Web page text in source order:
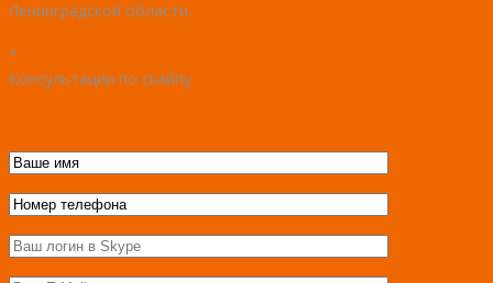
Ленинградской области.
×
Консультации по скайпу